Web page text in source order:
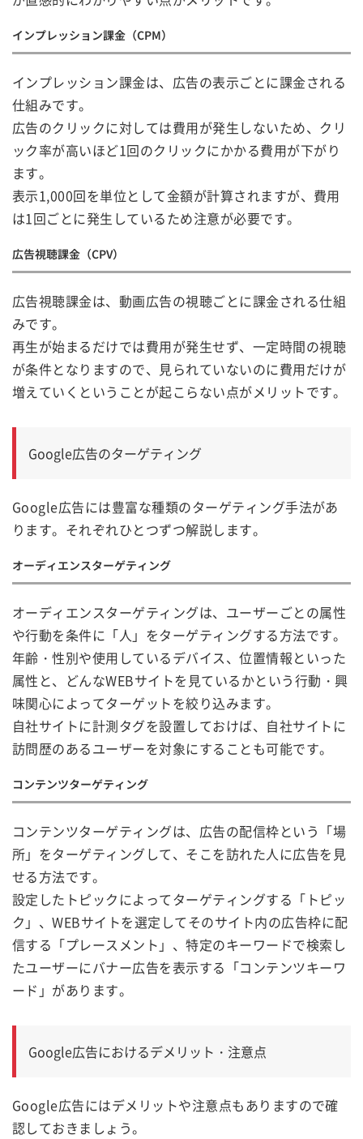
インプレッション課金（CPM）
インプレッション課金は、広告の表示ごとに課金される
仕組みです。
広告のクリックに対しては費用が発生しないため、クリ
ック率が高いほど1回のクリックにかかる費用が下がり
ます。
表示1,000回を単位として金額が計算されますが、費用
は1回ごとに発生しているため注意が必要です。
広告視聴課金（CPV）
広告視聴課金は、動画広告の視聴ごとに課金される仕組
みです。
再生が始まるだけでは費用が発生せず、一定時間の視聴
が条件となりますので、見られていないのに費用だけが
増えていくということが起こらない点がメリットです。
Google広告のターゲティング
Google広告には豊富な種類のターゲティング手法があ
ります。それぞれひとつずつ解説します。
オーディエンスターゲティング
オーディエンスターゲティングは、ユーザーごとの属性
や行動を条件に「人」をターゲティングする方法です。
年齢・性別や使用しているデバイス、位置情報といった
属性と、どんなWEBサイトを見ているかという行動・興
味関心によってターゲットを絞り込みます。
自社サイトに計測タグを設置しておけば、自社サイトに
訪問歴のあるユーザーを対象にすることも可能です。
コンテンツターゲティング
コンテンツターゲティングは、広告の配信枠という「場
所」をターゲティングして、そこを訪れた人に広告を見
せる方法です。
設定したトピックによってターゲティングする「トピッ
ク」、WEBサイトを選定してそのサイト内の広告枠に配
信する「プレースメント」、特定のキーワードで検索し
たユーザーにバナー広告を表示する「コンテンツキーワ
ード」があります。
Google広告におけるデメリット・注意点
Google広告にはデメリットや注意点もありますので確
認しておきましょう。